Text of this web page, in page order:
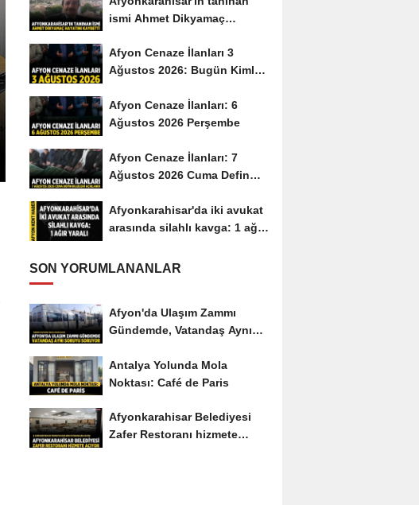
ismi Ahmet Dikyamaç
Afyon Cenaze İlanları 3
Ağustos 2026: Bugün Kimler
Afyon Cenaze İlanları: 6
Ağustos 2026 Perşembe
Afyon Cenaze İlanları: 7
Ağustos 2026 Cuma Defin
Afyonkarahisar'da iki avukat
arasında silahlı kavga: 1 ağır
SON YORUMLANANLAR
Afyon'da Ulaşım Zammı
Gündemde, Vatandaş Aynı
Antalya Yolunda Mola
Noktası: Café de Paris
Afyonkarahisar Belediyesi
Zafer Restoranı hizmete